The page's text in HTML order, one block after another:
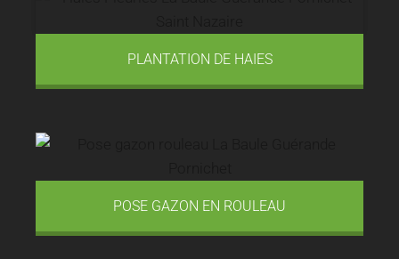
PLANTATION DE HAIES
POSE GAZON EN ROULEAU